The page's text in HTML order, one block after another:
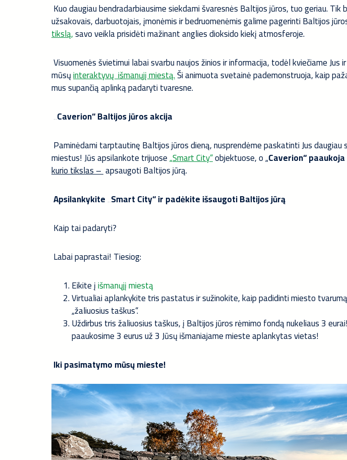
Kuo daugiau bendradarbiausime siekdami švaresnės Baltijos jūros, tuo geriau. Tik
užsakovais, darbuotojais, įmonėmis ir bedruomenėmis galime pagerinti Baltijos
tikslą,savo veikla prisidėti mažinant anglies dioksido kiekį atmosferoje.
Visuomenės švietimui labai svarbu naujos žinios ir informacija, todėl kviečiame Jus
mūsųinteraktyvų išmanųjį miestą.Ši animuota svetainė pademonstruoja, kaip
mus supančią aplinką padaryti tvaresne.
„Caverion“ Baltijos jūros akcija
Paminėdami tarptautinę Baltijos jūros dieną, nusprendėme paskatinti Jus daugiau
miestus! Jūs apsilankote trijuose„Smart City“objektuose, o „Caverion“
kurio tikslas –apsaugoti Baltijos jūrą.
Apsilankykite „Smart City“ ir padėkite išsaugoti Baltijos jūrą
Kaip tai padaryti?
Labai paprastai! Tiesiog:
Eikite įišmanųjį miestą
Virtualiai aplankykite tris pastatus ir sužinokite, kaip padidinti miesto
„žaliuosius taškus“.
Uždirbus tris žaliuosius taškus, į Baltijos jūros rėmimo fondą nukeliaus 3
paaukosime 3 eurus už 3 Jūsų išmaniajame mieste aplankytas vietas!
Iki pasimatymo mūsų mieste!